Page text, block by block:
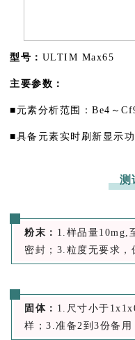
型号： ULTIM Max65
主要参数：
■ 元素分析范围：Be4～
■具备元素实时刷新显示
测
粉末： 1.样品量10mg,
密封；3.粒度无要求，
固体： 1.尺寸小于
样；3.准备2到3份备